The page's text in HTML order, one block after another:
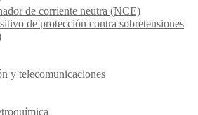
de corriente neutra (NCE)
de protección contra sobretensiones
y telecomunicaciones